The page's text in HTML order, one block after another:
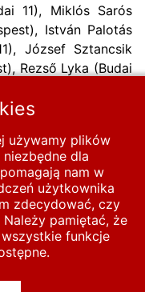
11), Miklós Sarós
István Palotás
József Sztancsik
Rezső Lyka (Budai
Następna
Następna
1939
1935
używamy plików
dla
nam w
użytkownika
zdecydować, czy
pamiętać, że
funkcje